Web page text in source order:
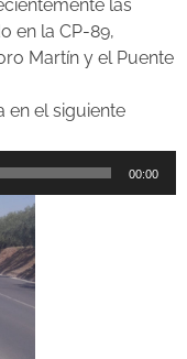
las
en la CP-89,
Martín y el Puente
en el siguiente
00:00